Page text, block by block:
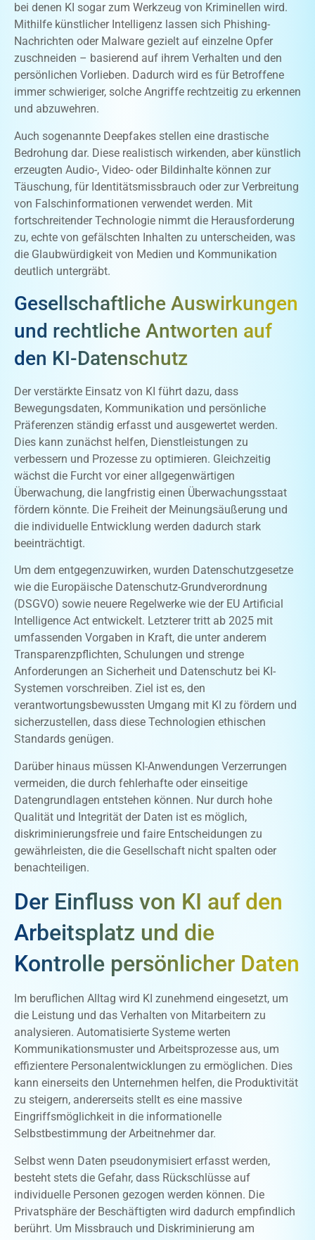
bei denen KI sogar zum Werkzeug von Kriminellen wird.
Mithilfe künstlicher Intelligenz lassen sich Phishing-
Nachrichten oder Malware gezielt auf einzelne Opfer
zuschneiden – basierend auf ihrem Verhalten und den
persönlichen Vorlieben. Dadurch wird es für Betroffene
immer schwieriger, solche Angriffe rechtzeitig zu erkennen
und abzuwehren.
Auch sogenannte Deepfakes stellen eine drastische
Bedrohung dar. Diese realistisch wirkenden, aber künstlich
erzeugten Audio-, Video- oder Bildinhalte können zur
Täuschung, für Identitätsmissbrauch oder zur Verbreitung
von Falschinformationen verwendet werden. Mit
fortschreitender Technologie nimmt die Herausforderung
zu, echte von gefälschten Inhalten zu unterscheiden, was
die Glaubwürdigkeit von Medien und Kommunikation
deutlich untergräbt.
Gesellschaftliche Auswirkungen
und rechtliche Antworten auf
den KI-Datenschutz
Der verstärkte Einsatz von KI führt dazu, dass
Bewegungsdaten, Kommunikation und persönliche
Präferenzen ständig erfasst und ausgewertet werden.
Dies kann zunächst helfen, Dienstleistungen zu
verbessern und Prozesse zu optimieren. Gleichzeitig
wächst die Furcht vor einer allgegenwärtigen
Überwachung, die langfristig einen Überwachungsstaat
fördern könnte. Die Freiheit der Meinungsäußerung und
die individuelle Entwicklung werden dadurch stark
beeinträchtigt.
Um dem entgegenzuwirken, wurden Datenschutzgesetze
wie die Europäische Datenschutz-Grundverordnung
(DSGVO) sowie neuere Regelwerke wie der EU Artificial
Intelligence Act entwickelt. Letzterer tritt ab 2025 mit
umfassenden Vorgaben in Kraft, die unter anderem
Transparenzpflichten, Schulungen und strenge
Anforderungen an Sicherheit und Datenschutz bei KI-
Systemen vorschreiben. Ziel ist es, den
verantwortungsbewussten Umgang mit KI zu fördern und
sicherzustellen, dass diese Technologien ethischen
Standards genügen.
Darüber hinaus müssen KI-Anwendungen Verzerrungen
vermeiden, die durch fehlerhafte oder einseitige
Datengrundlagen entstehen können. Nur durch hohe
Qualität und Integrität der Daten ist es möglich,
diskriminierungsfreie und faire Entscheidungen zu
gewährleisten, die die Gesellschaft nicht spalten oder
benachteiligen.
Der Einfluss von KI auf den
Arbeitsplatz und die
Kontrolle persönlicher Daten
Im beruflichen Alltag wird KI zunehmend eingesetzt, um
die Leistung und das Verhalten von Mitarbeitern zu
analysieren. Automatisierte Systeme werten
Kommunikationsmuster und Arbeitsprozesse aus, um
effizientere Personalentwicklungen zu ermöglichen. Dies
kann einerseits den Unternehmen helfen, die Produktivität
zu steigern, andererseits stellt es eine massive
Eingriffsmöglichkeit in die informationelle
Selbstbestimmung der Arbeitnehmer dar.
Selbst wenn Daten pseudonymisiert erfasst werden,
besteht stets die Gefahr, dass Rückschlüsse auf
individuelle Personen gezogen werden können. Die
Privatsphäre der Beschäftigten wird dadurch empfindlich
berührt. Um Missbrauch und Diskriminierung am